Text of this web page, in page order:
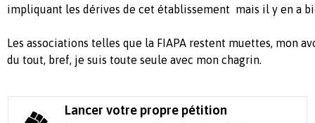
impliquant les dérives de cet établissement mais il y en a
Les associations telles que la FIAPA restent muettes, mon
du tout, bref, je suis toute seule avec mon chagrin.
Lancer votre propre pétition